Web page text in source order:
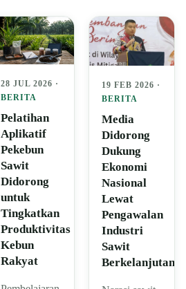
28 JUL 2026 ·
BERITA
Pelatihan
Aplikatif
Pekebun
Sawit
Didorong
untuk
Tingkatkan
Produktivitas
Kebun
Rakyat
19 FEB 2026 ·
BERITA
Media
Didorong
Dukung
Ekonomi
Nasional
Lewat
Pengawalan
Industri
Sawit
Berkelanjutan